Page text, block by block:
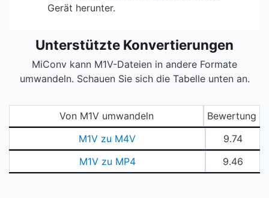
Gerät herunter.
Unterstützte Konvertierungen
MiConv kann M1V-Dateien in andere Formate
umwandeln. Schauen Sie sich die Tabelle unten an.
Von M1V umwandeln
Bewertung
M1V zu M4V
9.74
M1V zu MP4
9.46